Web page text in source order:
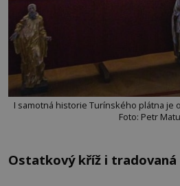
I samotná historie Turínského plátna je
Foto: Petr
Ostatkový kříž i